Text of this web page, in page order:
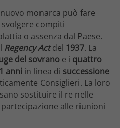
monarca può fare
compiti
o assenza dal Paese.
Regency Actdel 1937. La
del sovrano e i quattro
anni in ​​linea di successione
Consiglieri. La loro
sostituire il re nelle
alle riunioni